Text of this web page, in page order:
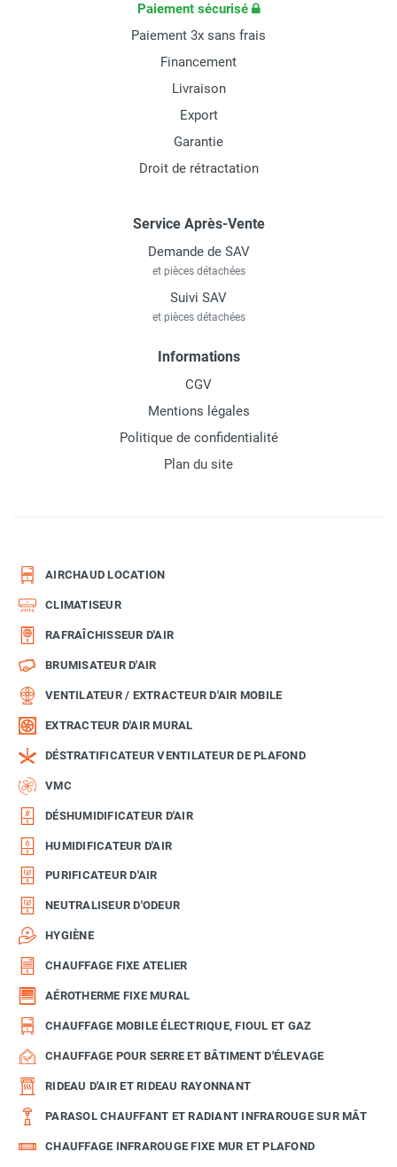
Paiement sécurisé
Paiement 3x sans frais
Financement
Livraison
Export
Garantie
Droit de rétractation
Service Après-Vente
Demande de SAV
et pièces détachées
Suivi SAV
et pièces détachées
Informations
CGV
Mentions légales
Politique de confidentialité
Plan du site
AIRCHAUD LOCATION
CLIMATISEUR
RAFRAÎCHISSEUR D'AIR
BRUMISATEUR D'AIR
VENTILATEUR / EXTRACTEUR D'AIR MOBILE
EXTRACTEUR D'AIR MURAL
DÉSTRATIFICATEUR VENTILATEUR DE PLAFOND
VMC
DÉSHUMIDIFICATEUR D'AIR
HUMIDIFICATEUR D'AIR
PURIFICATEUR D'AIR
NEUTRALISEUR D'ODEUR
HYGIÈNE
CHAUFFAGE FIXE ATELIER
AÉROTHERME FIXE MURAL
CHAUFFAGE MOBILE ÉLECTRIQUE, FIOUL ET GAZ
CHAUFFAGE POUR SERRE ET BÂTIMENT D'ÉLEVAGE
RIDEAU D'AIR ET RIDEAU RAYONNANT
PARASOL CHAUFFANT ET RADIANT INFRAROUGE SUR MÂT
CHAUFFAGE INFRAROUGE FIXE MUR ET PLAFOND